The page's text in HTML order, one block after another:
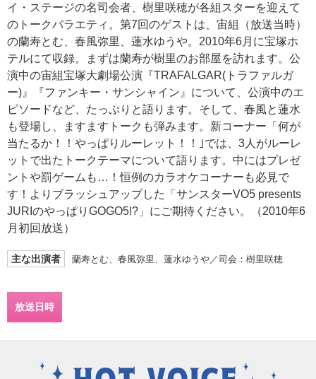
イ・ステージの名司会者、樹里咲穂が各組スターを迎えて
のトークバラエティ。第7回のゲストは、宙組（放送当時）
の蘭寿とむ、春風弥里、蓮水ゆうや。2010年6月に宝塚ホ
テルにて収録。まずは蘭寿が樹里のお部屋を訪れます。公
演中の宙組宝塚大劇場公演『TRAFALGAR(トラファルガ
ー)』『ファンキー・サンシャイン』について、公演中のエ
ピソードなど、たっぷりと語ります。そして、春風と蓮水
も登場し、ますますトークも弾みます。新コーナー「何が
当たるか！！やっぱりルーレット！！｣では、3人がルーレ
ットで出たトークテーマについて語ります。中にはプレゼ
ントや罰ゲームも…！恒例のカラオケコーナーも必見で
す！よりブラッシュアップした「サンスターVO5 presents
JURIのやっぱりGOGO5!?」にご期待ください。（2010年6
月初回放送）
主な出演者 蘭寿とむ、春風弥里、蓮水ゆうや／司会：樹里咲穂
放送日時